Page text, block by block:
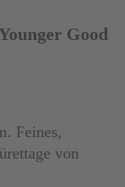
Good
Feines,
von